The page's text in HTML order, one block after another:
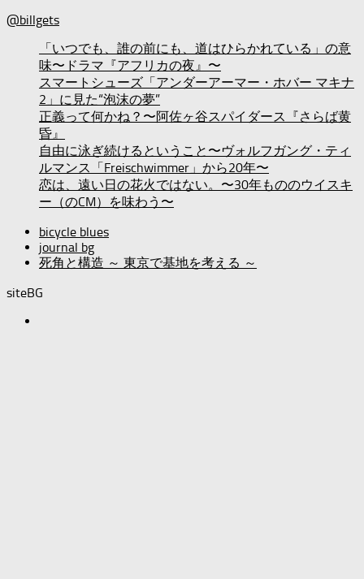
@billgets
「いつでも、誰の前にも、道はひらかれている」の意
味〜ドラマ『アフリカの夜』〜
スマートシューズ「アンダーアーマー・ホバー マキナ
2」に見た“泡沫の夢”
正義って何かね？〜阿佐ヶ谷スパイダース『さらば黄
昏』
自由に泳ぎ続けるということ〜ヴォルフガング・ティ
ルマンス「Freischwimmer」から20年〜
恋は、遠い日の花火ではない。〜30年もののウイスキ
ー（のCM）を味わう〜
bicycle blues
journal bg
死角と構造 ～ 東京で基地を考える ～
siteBG